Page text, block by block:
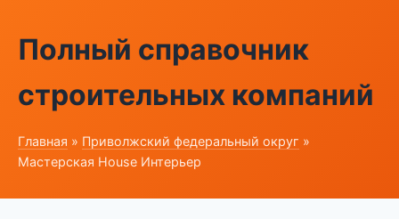
Полный справочник
строительных компаний
Главная » Приволжский федеральный округ »
Мастерская House Интерьер